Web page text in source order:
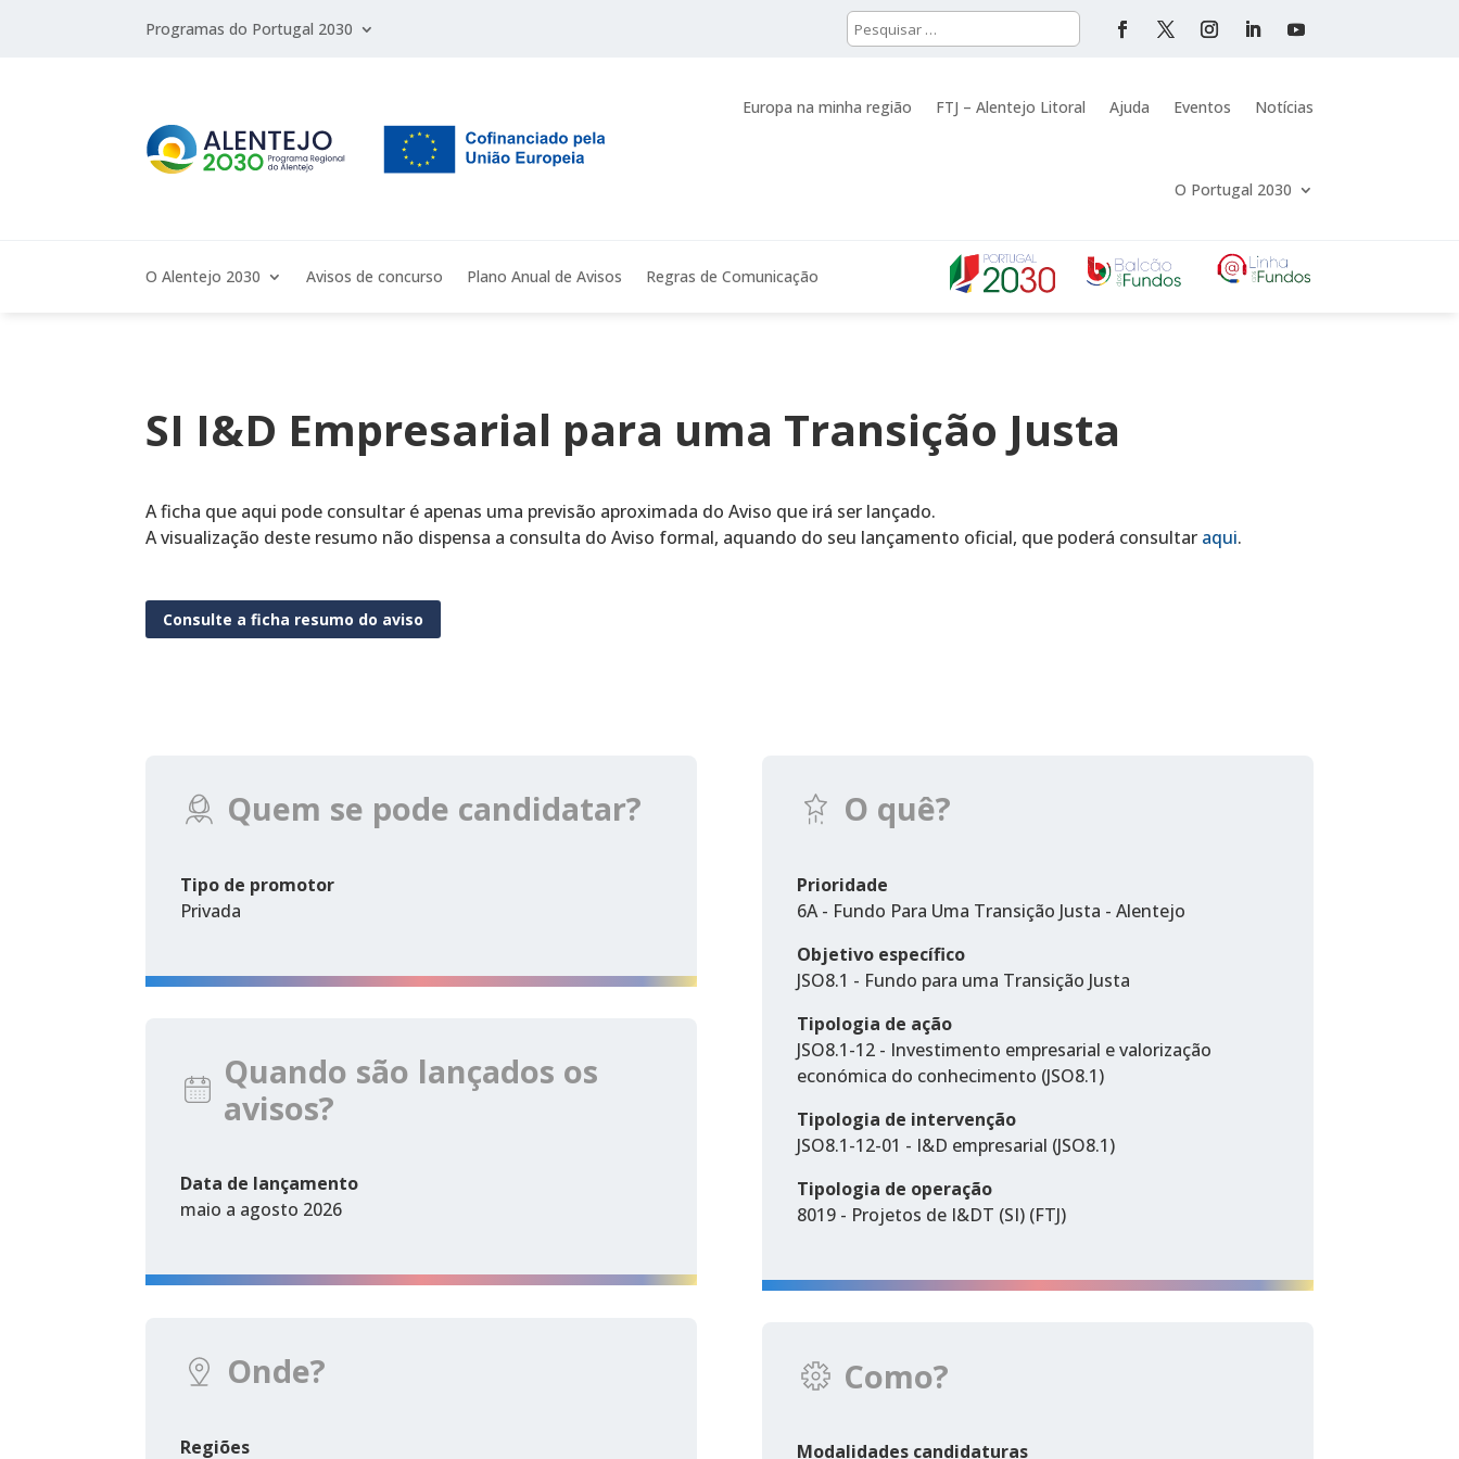
Programas do Portugal 2030
Europa na minha região FTJ – Alentejo Litoral Ajuda Eventos Notícias
O Portugal 2030
O Alentejo 2030 Avisos de concurso Plano Anual de Avisos Regras de Comunicação
SI I&D Empresarial para uma Transição Justa
A ficha que aqui pode consultar é apenas uma previsão aproximada do Aviso que irá ser lançado.
A visualização deste resumo não dispensa a consulta do Aviso formal, aquando do seu lançamento oficial, que poderá consultar aqui.
Consulte a ficha resumo do aviso
Quem se pode candidatar?
Tipo de promotor
Privada
Quando são lançados os
avisos?
Data de lançamento
maio a agosto 2026
Onde?
Regiões
O quê?
Prioridade
6A - Fundo Para Uma Transição Justa - Alentejo
Objetivo específico
JSO8.1 - Fundo para uma Transição Justa
Tipologia de ação
JSO8.1-12 - Investimento empresarial e valorização
económica do conhecimento (JSO8.1)
Tipologia de intervenção
JSO8.1-12-01 - I&D empresarial (JSO8.1)
Tipologia de operação
8019 - Projetos de I&DT (SI) (FTJ)
Como?
Modalidades candidaturas